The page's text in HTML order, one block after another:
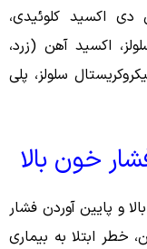
اکسید کلوئیدی،
اکسید آهن (زرد،
سلولز، پلی
خون بالا و پایین آوردن فشار
ابتلا به بیماری